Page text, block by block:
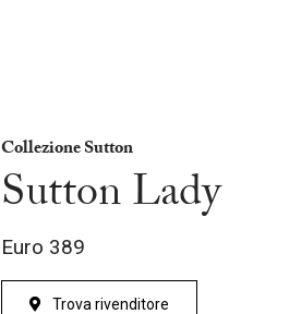
Aerojet
Classic
Classic Diamonds
Clipper
Collezione Sutton
Sutton Lady
Euro 389
Trova rivenditore